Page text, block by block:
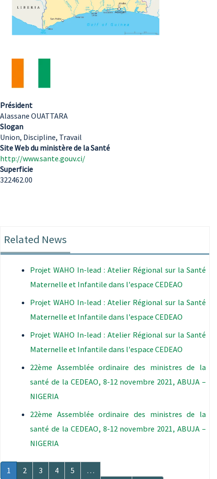
Président
Alassane OUATTARA
Slogan
Union, Discipline, Travail
Site Web du ministère de la Santé
http://www.sante.gouv.ci/
Superficie
322462.00
Related News
Projet WAHO In-lead : Atelier Régional sur la Santé
Maternelle et Infantile dans l'espace CEDEAO
Projet WAHO In-lead : Atelier Régional sur la Santé
Maternelle et Infantile dans l'espace CEDEAO
Projet WAHO In-lead : Atelier Régional sur la Santé
Maternelle et Infantile dans l'espace CEDEAO
22ème Assemblée ordinaire des ministres de la
santé de la CEDEAO, 8-12 novembre 2021, ABUJA –
NIGERIA
22ème Assemblée ordinaire des ministres de la
santé de la CEDEAO, 8-12 novembre 2021, ABUJA –
NIGERIA
Pagination
Page
1 Page
2 Page
3 Page
4 Page
5 …